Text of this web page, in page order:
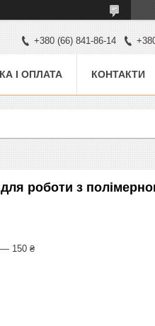
+380 (66) 841-86-14
І ОПЛАТА КОНТАКТИ
роботи з
— 150 ₴